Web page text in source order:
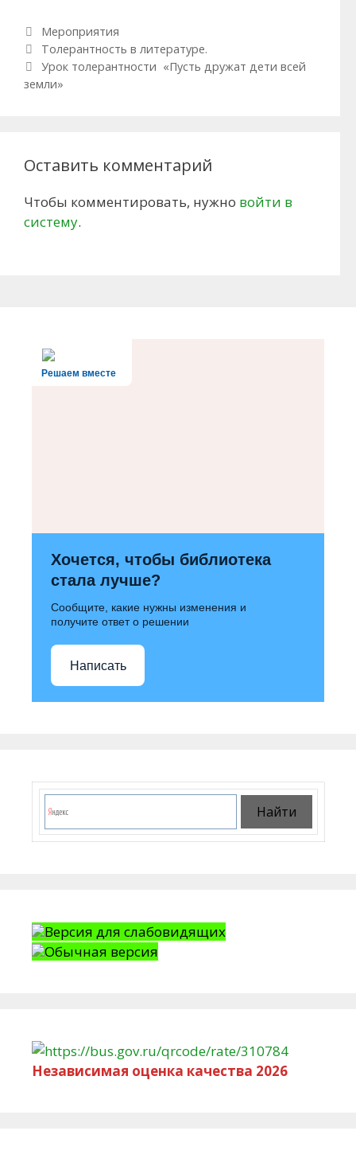
Рубрики
Мероприятия
Навигация по записям
Толерантность в литературе.
Урок толерантности «Пусть дружат дети всей
земли»
Оставить комментарий
Чтобы комментировать, нужно войти в
систему.
Решаем вместе
Хочется, чтобы библиотека
стала лучше?
Сообщите, какие нужны изменения и
получите ответ о решении
Написать
Версия для слабовидящих
Обычная версия
Независимая оценка качества 2026